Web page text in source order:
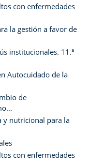
con enfermedades
la gestión a favor de
institucionales. 11.ª
Autocuidado de la
de
y nutricional para la
con enfermedades